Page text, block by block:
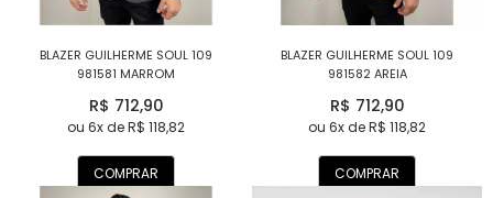
BLAZER GUILHERME SOUL 109
981581 MARROM
R$ 712,90
ou 6x de R$ 118,82
COMPRAR
BLAZER GUILHERME SOUL 109
981582 AREIA
R$ 712,90
ou 6x de R$ 118,82
COMPRAR